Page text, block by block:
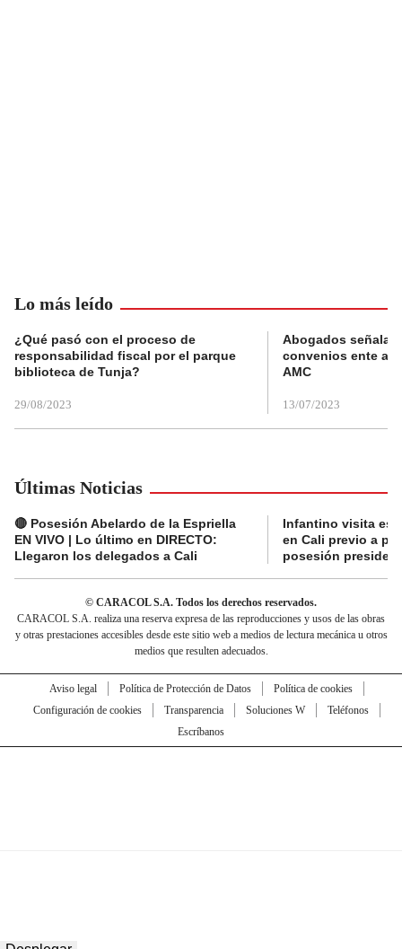
Lo más leído
¿Qué pasó con el proceso de
responsabilidad fiscal por el parque
biblioteca de Tunja?
29/08/2023
Abogados
convenios ente
AMC
13/07/2023
Últimas Noticias
🔴 Posesión Abelardo de la Espriella
EN VIVO | Lo último en DIRECTO:
Llegaron los delegados a Cali
Infantino visita
en Cali previo a
posesión
© CARACOL S.A. Todos los derechos reservados.
CARACOL S.A. realiza una reserva expresa de las reproducciones y usos de las obras
y otras prestaciones accesibles desde este sitio web a medios de lectura mecánica u otros
medios que resulten adecuados.
Aviso legal Política de Protección de Datos
Política de cookies
Configuración de cookies
Transparencia Soluciones W
Teléfonos
Escríbanos